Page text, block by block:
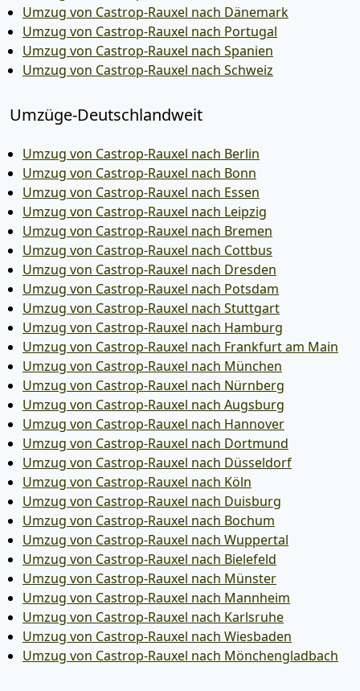
Umzug von Castrop-Rauxel nach Dänemark
Umzug von Castrop-Rauxel nach Portugal
Umzug von Castrop-Rauxel nach Spanien
Umzug von Castrop-Rauxel nach Schweiz
Umzüge-Deutschlandweit
Umzug von Castrop-Rauxel nach Berlin
Umzug von Castrop-Rauxel nach Bonn
Umzug von Castrop-Rauxel nach Essen
Umzug von Castrop-Rauxel nach Leipzig
Umzug von Castrop-Rauxel nach Bremen
Umzug von Castrop-Rauxel nach Cottbus
Umzug von Castrop-Rauxel nach Dresden
Umzug von Castrop-Rauxel nach Potsdam
Umzug von Castrop-Rauxel nach Stuttgart
Umzug von Castrop-Rauxel nach Hamburg
Umzug von Castrop-Rauxel nach Frankfurt am Main
Umzug von Castrop-Rauxel nach München
Umzug von Castrop-Rauxel nach Nürnberg
Umzug von Castrop-Rauxel nach Augsburg
Umzug von Castrop-Rauxel nach Hannover
Umzug von Castrop-Rauxel nach Dortmund
Umzug von Castrop-Rauxel nach Düsseldorf
Umzug von Castrop-Rauxel nach Köln
Umzug von Castrop-Rauxel nach Duisburg
Umzug von Castrop-Rauxel nach Bochum
Umzug von Castrop-Rauxel nach Wuppertal
Umzug von Castrop-Rauxel nach Bielefeld
Umzug von Castrop-Rauxel nach Münster
Umzug von Castrop-Rauxel nach Mannheim
Umzug von Castrop-Rauxel nach Karlsruhe
Umzug von Castrop-Rauxel nach Wiesbaden
Umzug von Castrop-Rauxel nach Mönchen­gladbach